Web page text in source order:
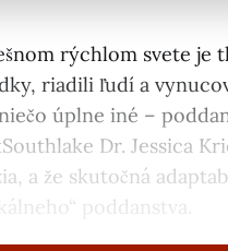
rýchlom svete je
riadili ľudí a
úplne iné –
Dr. Jessica
a že skutočná
poddanstva.